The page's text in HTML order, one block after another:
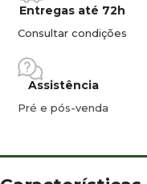
Entregas até 72h
Consultar condições
Assistência
Pré e pós-venda